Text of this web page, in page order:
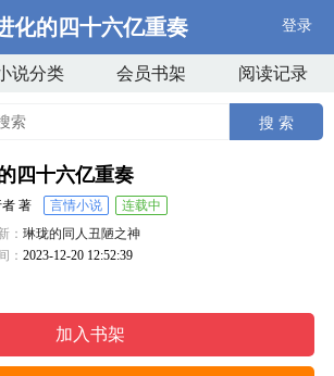
化的四十六亿重奏 登录
说分类 会员书架 阅读记录
搜 索
四十六亿重奏
著 言情小说
连载中
：琳珑的同人丑陋之神
：2023-12-20 12:52:39
加入书架